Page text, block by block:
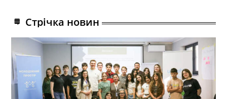
Стрічка новин